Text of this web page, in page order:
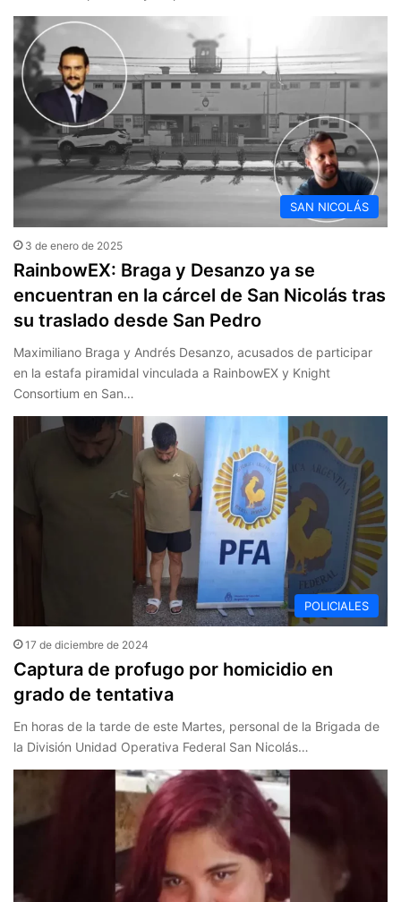
SAN NICOLÁS
3 de enero de 2025
RainbowEX: Braga y Desanzo ya se
encuentran en la cárcel de San Nicolás tras
su traslado desde San Pedro
Maximiliano Braga y Andrés Desanzo, acusados de participar
en la estafa piramidal vinculada a RainbowEX y Knight
Consortium en San…
POLICIALES
17 de diciembre de 2024
Captura de profugo por homicidio en
grado de tentativa
En horas de la tarde de este Martes, personal de la Brigada de
la División Unidad Operativa Federal San Nicolás…